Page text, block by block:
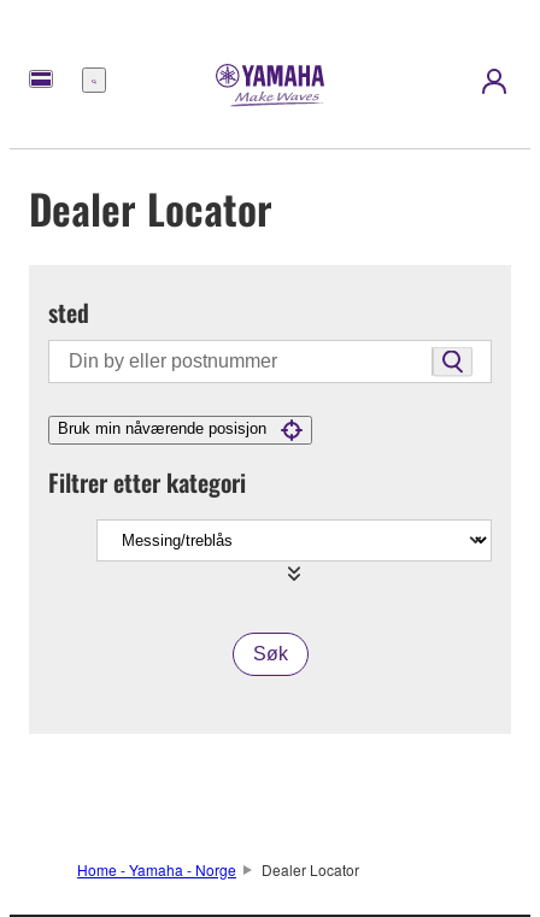
Meny
Dealer Locator
sted
Bruk min nåværende posisjon
Filtrer etter kategori
Søk
Home - Yamaha - Norge Dealer Locator